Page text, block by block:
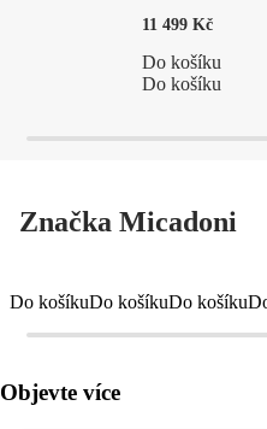
11 499 Kč
Do košíku
Do košíku
Značka Micadoni
Do košíkuDo košíkuDo košíku
Objevte více